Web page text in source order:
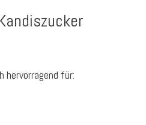
hervorragend für: